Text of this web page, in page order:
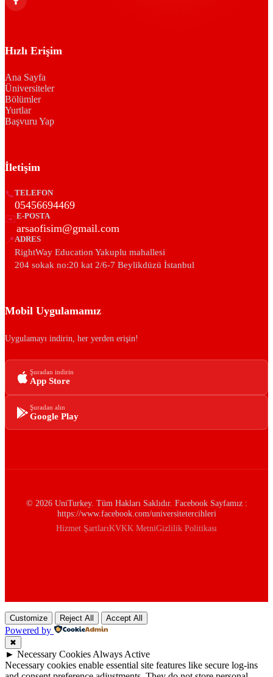
Hızlı Erişim
Ana Sayfa
Üniversiteler
Bölümler
Yurtlar
Başvuru Yap
İletişim
📞TELEFON
05456694469
✉️E-POSTA
arsaofisim@gmail.com
📍ADRES
RightWay Education Yakuplu mahallesi
204 sokak no:20 kat 2/6-7 Beylikdüzü İstanbul
Mobil Uygulamamız
Uygulamayı indirin, her yerden erişin!
Şuradan indirin
App Store
Şuradan alın
Google Play
© 2026 UniTurkey. Tüm Hakları Saklıdır. Facebook Sayfamız :
https://www.facebook.com/universitetercihleri
Hizmet ŞartlarıKVKK MetniGizlilik Politikası
Customize Reject All Accept All
Powered by
✖
► Necessary Cookies Always Active
Necessary cookies enable essential site features like secure log-ins